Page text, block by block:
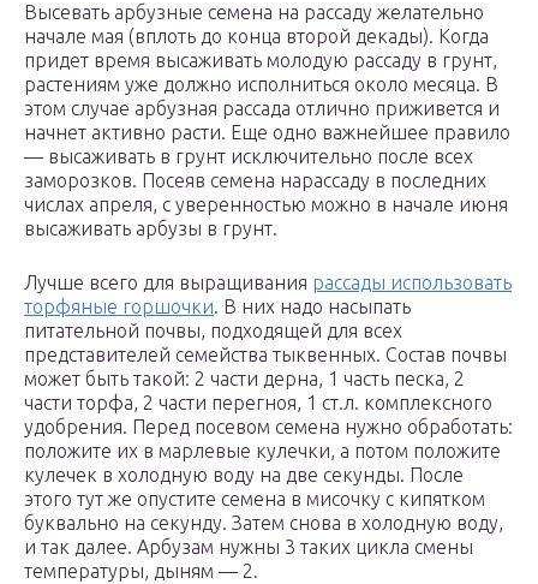
Высевать арбузные семена на рассаду желательно
начале мая (вплоть до конца второй декады). Когда
придет время высаживать молодую рассаду в грунт,
растениям уже должно исполниться около месяца. В
этом случае арбузная рассада отлично приживется и
начнет активно расти. Еще одно важнейшее правило
— высаживать в грунт исключительно после всех
заморозков. Посеяв семена нарассаду в последних
числах апреля, с уверенностью можно в начале июня
высаживать арбузы в грунт.
Лучше всего для выращивания рассады использовать
торфяные горшочки. В них надо насыпать
питательной почвы, подходящей для всех
представителей семейства тыквенных. Состав почвы
может быть такой: 2 части дерна, 1 часть песка, 2
части торфа, 2 части перегноя, 1 ст.л. комплексного
удобрения. Перед посевом семена нужно обработать:
положите их в марлевые кулечки, а потом положите
кулечек в холодную воду на две секунды. После
этого тут же опустите семена в мисочку с кипятком
буквально на секунду. Затем снова в холодную воду,
и так далее. Арбузам нужны 3 таких цикла смены
температуры, дыням — 2.